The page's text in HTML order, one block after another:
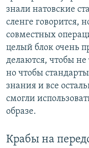
знали натовские
сленге говорится,
совместных
целый блок очень
делаются, чтобы не
но чтобы
знания и все
смогли
образе.
Крабы на